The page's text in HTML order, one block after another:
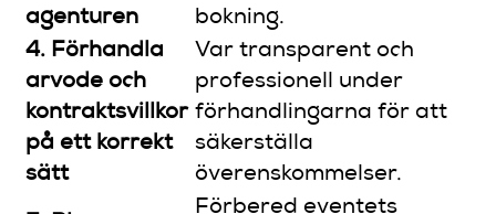
agenturen
bokning.
4. Förhandla
arvode och
kontraktsvillkor
på ett korrekt
sätt
Var transparent och
professionell under
förhandlingarna för att
säkerställa
överenskommelser.
Förbered eventets